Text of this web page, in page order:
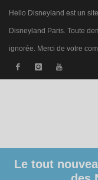
Hello Disneyland est un
Disneyland Paris. Toute
ignorée. Merci de votre
Le tout